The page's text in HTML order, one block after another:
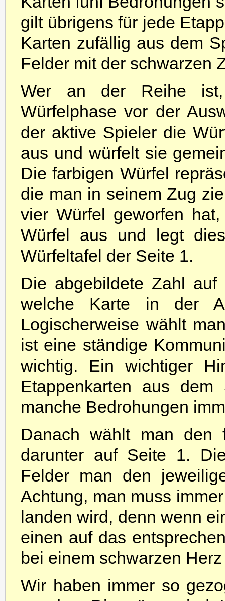
gilt übrigens für jede
Karten zufällig aus dem
Felder mit der schwarzen
Wer an der Reihe
Würfelphase vor der
der aktive Spieler die
aus und würfelt sie
Die farbigen Würfel
die man in seinem Zug
vier Würfel geworfen
Würfel aus und legt
Würfeltafel der Seite 1.
Die abgebildete Zahl
welche Karte in der
Logischerweise wählt
ist eine ständige
wichtig. Ein wichtiger
Etappenkarten aus
manche Bedrohungen
Danach wählt man den
darunter auf Seite 1.
Felder man den
Achtung, man muss
landen wird, denn wenn
einen auf das
bei einem schwarzen
Wir haben immer so